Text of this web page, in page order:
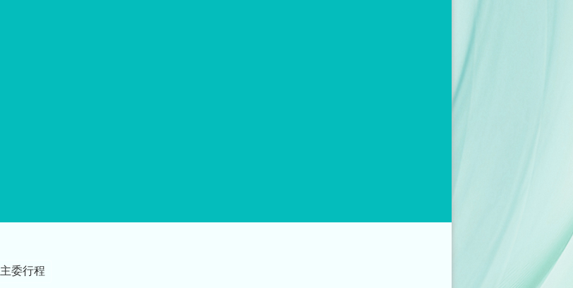
主委行程